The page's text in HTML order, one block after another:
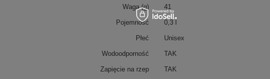
Waga (g) 41
Pojemność 0,3 l
Płeć Unisex
Wodoodporność TAK
Zapięcie na rzep TAK